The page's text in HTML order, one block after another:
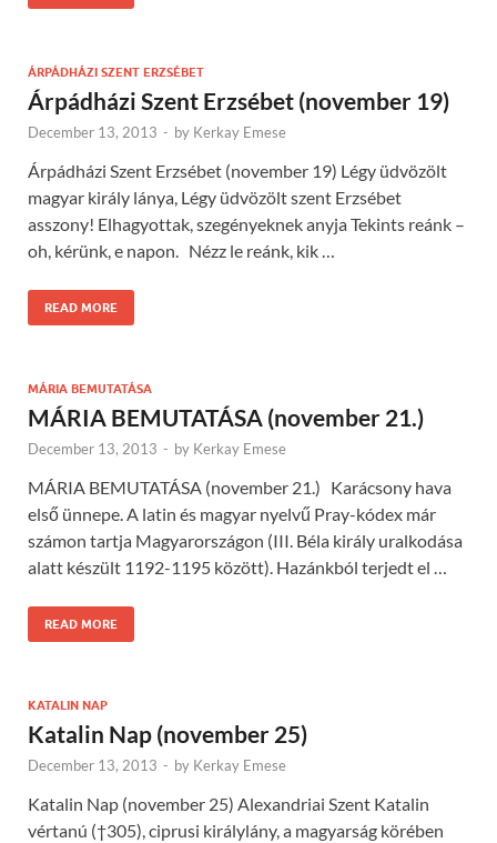
ÁRPÁDHÁZI SZENT ERZSÉBET
Árpádházi Szent Erzsébet (november 19)
December 13, 2013 - by Kerkay Emese
Árpádházi Szent Erzsébet (november 19) Légy üdvözölt
magyar király lánya, Légy üdvözölt szent Erzsébet
asszony! Elhagyottak, szegényeknek anyja Tekints reánk –
oh, kérünk, e napon. Nézz le reánk, kik …
READ MORE
MÁRIA BEMUTATÁSA
MÁRIA BEMUTATÁSA (november 21.)
December 13, 2013 - by Kerkay Emese
MÁRIA BEMUTATÁSA (november 21.) Karácsony hava
első ünnepe. A latin és magyar nyelvű Pray-kódex már
számon tartja Magyarországon (III. Béla király uralkodása
alatt készült 1192-1195 között). Hazánkból terjedt el …
READ MORE
KATALIN NAP
Katalin Nap (november 25)
December 13, 2013 - by Kerkay Emese
Katalin Nap (november 25) Alexandriai Szent Katalin
vértanú (†305), ciprusi királylány, a magyarság körében